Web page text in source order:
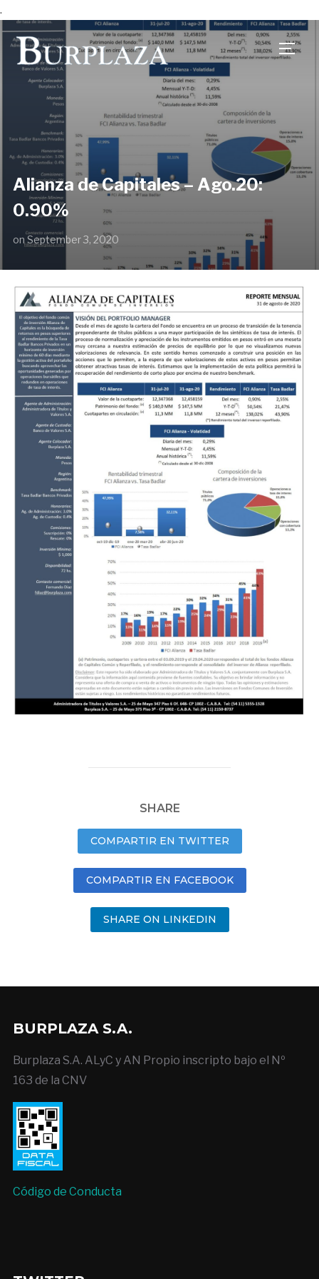
.
Alianza de Capitales – Ago.20:
0.90%
on September 3, 2020
SHARE
COMPARTIR EN TWITTER
COMPARTIR EN FACEBOOK
SHARE ON LINKEDIN
BURPLAZA S.A.
Burplaza S.A. ALyC y AN Propio inscripto bajo el Nº
163 de la CNV
Código de Conducta